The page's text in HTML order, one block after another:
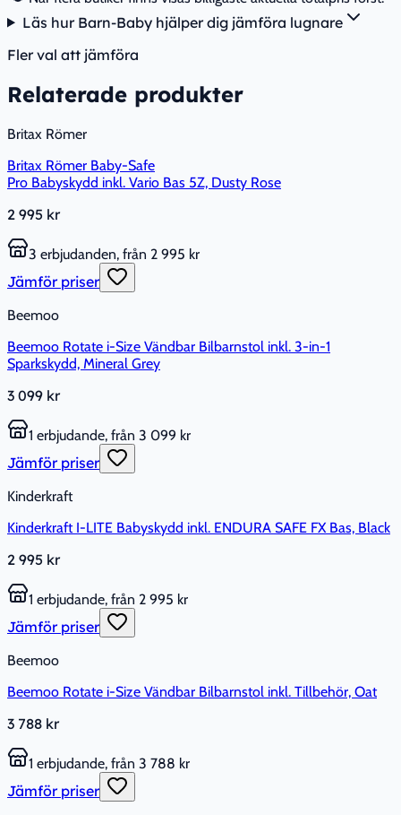
Läs hur Barn-Baby hjälper dig jämföra lugnare
Fler val att jämföra
Relaterade produkter
Britax Römer
Britax Römer Baby-Safe
Pro Babyskydd inkl. Vario Bas 5Z, Dusty Rose
2 995 kr
3 erbjudanden, från 2 995 kr
Jämför priser
Beemoo
Beemoo Rotate i-Size Vändbar Bilbarnstol inkl. 3-in-1
Sparkskydd, Mineral Grey
3 099 kr
1 erbjudande, från 3 099 kr
Jämför priser
Kinderkraft
Kinderkraft I-LITE Babyskydd inkl. ENDURA SAFE FX Bas, Black
2 995 kr
1 erbjudande, från 2 995 kr
Jämför priser
Beemoo
Beemoo Rotate i-Size Vändbar Bilbarnstol inkl. Tillbehör, Oat
3 788 kr
1 erbjudande, från 3 788 kr
Jämför priser